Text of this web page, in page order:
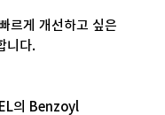
르게 개선하고 싶은
니다.
의 Benzoyl